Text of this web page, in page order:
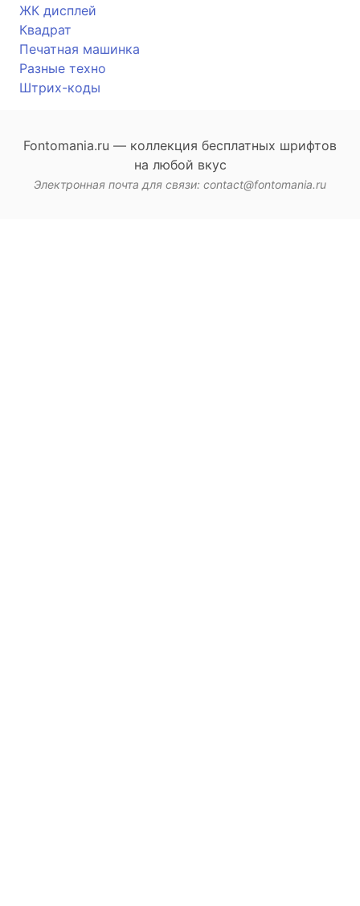
ЖК дисплей
Квадрат
Печатная машинка
Разные техно
Штрих-коды
Fontomania.ru — коллекция бесплатных шрифтов
на любой вкус
Электронная почта для связи: contact@fontomania.ru